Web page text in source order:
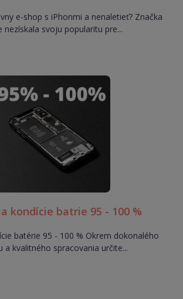
e-shop s iPhonmi a nenaletieť? Značka
nezískala svoju popularitu pre...
kondície batrie 95 - 100 %
batérie 95 - 100 % Okrem dokonalého
a kvalitného spracovania určite...